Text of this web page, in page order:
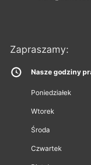
Zapraszamy:
Nasze godziny
Poniedziałek
Wtorek
Środa
Czwartek